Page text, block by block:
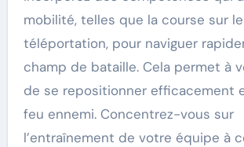
mobilité, telles que la course sur
téléportation, pour naviguer
champ de bataille. Cela permet à
de se repositionner efficacement
feu ennemi. Concentrez-vous sur
l’entraînement de votre équipe à